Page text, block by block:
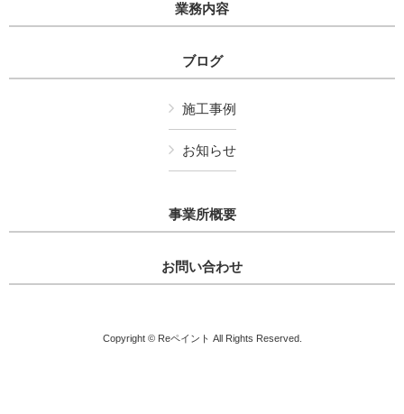
業務内容
ブログ
施工事例
お知らせ
事業所概要
お問い合わせ
Copyright © Reペイント All Rights Reserved.